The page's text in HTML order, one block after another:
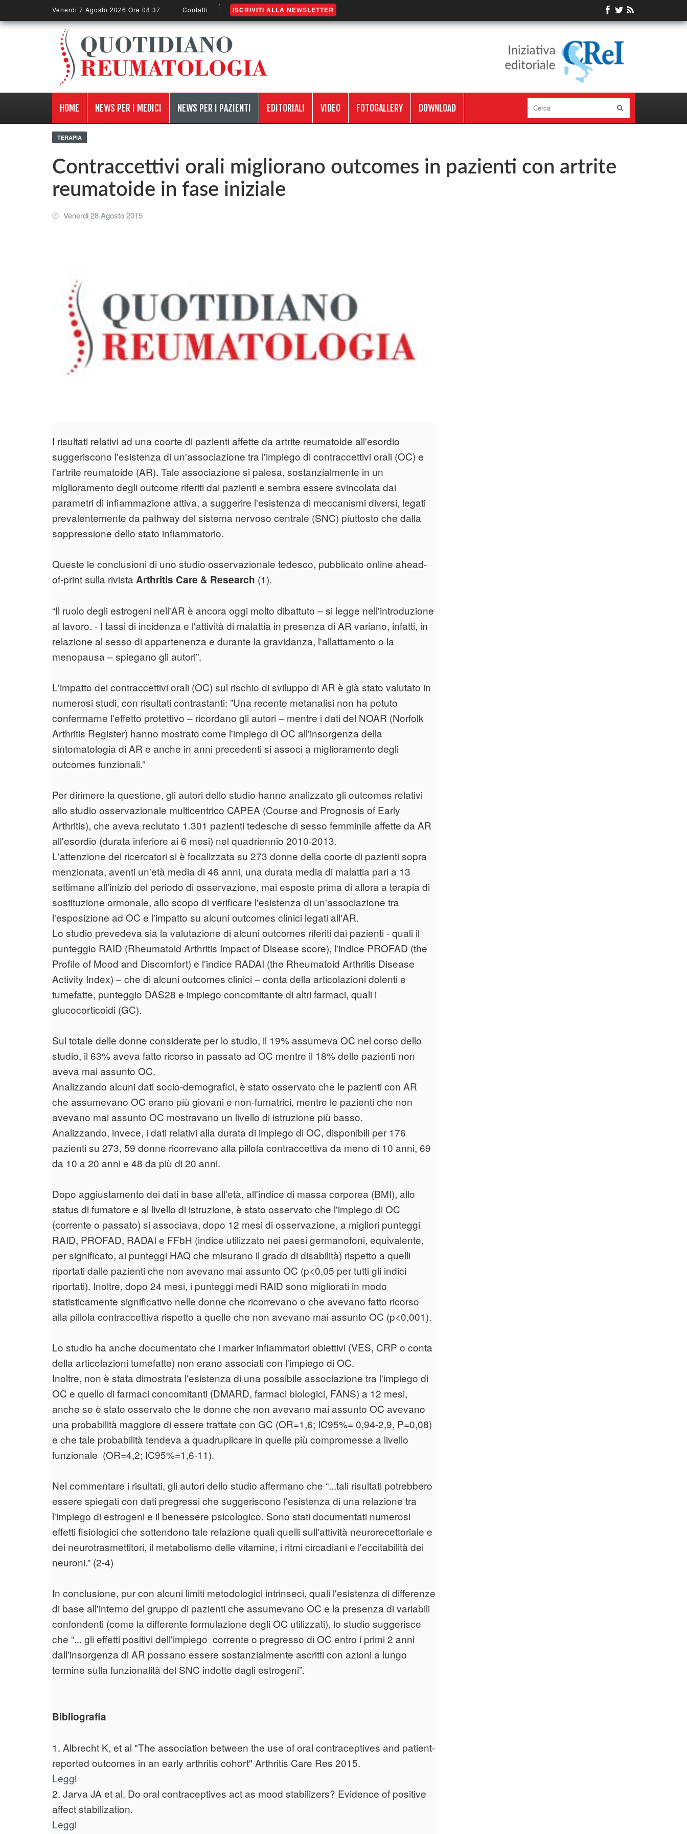
Venerdi 7 Agosto 2026 Ore 08:37 Contatti ISCRIVITI ALLA NEWSLETTER
HOME NEWS PER I MEDICI NEWS PER I PAZIENTI EDITORIALI VIDEO FOTOGALLERY DOWNLOAD
TERAPIA
Contraccettivi orali migliorano outcomes in pazienti con artrite
reumatoide in fase iniziale
Venerdi 28 Agosto 2015
I risultati relativi ad una coorte di pazienti affette da artrite reumatoide all'esordio
suggeriscono l'esistenza di un'associazione tra l'impiego di contraccettivi orali (OC) e
l'artrite reumatoide (AR). Tale associazione si palesa, sostanzialmente in un
miglioramento degli outcome riferiti dai pazienti e sembra essere svincolata dai
parametri di infiammazione attiva, a suggerire l'esistenza di meccanismi diversi, legati
prevalentemente da pathway del sistema nervoso centrale (SNC) piuttosto che dalla
soppressione dello stato infiammatorio.
Queste le conclusioni di uno studio osservazionale tedesco, pubblicato online ahead-
of-print sulla rivista Arthritis Care & Research (1).
“Il ruolo degli estrogeni nell'AR è ancora oggi molto dibattuto – si legge nell'introduzione
al lavoro. - I tassi di incidenza e l'attività di malattia in presenza di AR variano, infatti, in
relazione al sesso di appartenenza e durante la gravidanza, l'allattamento o la
menopausa – spiegano gli autori”.
L'impatto dei contraccettivi orali (OC) sul rischio di sviluppo di AR è già stato valutato in
numerosi studi, con risultati contrastanti: ”Una recente metanalisi non ha potuto
confermarne l'effetto protettivo – ricordano gli autori – mentre i dati del NOAR (Norfolk
Arthritis Register) hanno mostrato come l'impiego di OC all'insorgenza della
sintomatologia di AR e anche in anni precedenti si associ a miglioramento degli
outcomes funzionali.”
Per dirimere la questione, gli autori dello studio hanno analizzato gli outcomes relativi
allo studio osservazionale multicentrico CAPEA (Course and Prognosis of Early
Arthritis), che aveva reclutato 1.301 pazienti tedesche di sesso femminile affette da AR
all'esordio (durata inferiore ai 6 mesi) nel quadriennio 2010-2013.
L'attenzione dei ricercatori si è focalizzata su 273 donne della coorte di pazienti sopra
menzionata, aventi un'età media di 46 anni, una durata media di malattia pari a 13
settimane all'inizio del periodo di osservazione, mai esposte prima di allora a terapia di
sostituzione ormonale, allo scopo di verificare l'esistenza di un'associazione tra
l'esposizione ad OC e l'impatto su alcuni outcomes clinici legati all'AR.
Lo studio prevedeva sia la valutazione di alcuni outcomes riferiti dai pazienti - quali il
punteggio RAID (Rheumatoid Arthritis Impact of Disease score), l'indice PROFAD (the
Profile of Mood and Discomfort) e l'indice RADAI (the Rheumatoid Arthritis Disease
Activity Index) – che di alcuni outcomes clinici – conta della articolazioni dolenti e
tumefatte, punteggio DAS28 e impiego concomitante di altri farmaci, quali i
glucocorticoidi (GC).
Sul totale delle donne considerate per lo studio, il 19% assumeva OC nel corso dello
studio, il 63% aveva fatto ricorso in passato ad OC mentre il 18% delle pazienti non
aveva mai assunto OC.
Analizzando alcuni dati socio-demografici, è stato osservato che le pazienti con AR
che assumevano OC erano più giovani e non-fumatrici, mentre le pazienti che non
avevano mai assunto OC mostravano un livello di istruzione più basso.
Analizzando, invece, i dati relativi alla durata di impiego di OC, disponibili per 176
pazienti su 273, 59 donne ricorrevano alla pillola contraccettiva da meno di 10 anni, 69
da 10 a 20 anni e 48 da più di 20 anni.
Dopo aggiustamento dei dati in base all'età, all'indice di massa corporea (BMI), allo
status di fumatore e al livello di istruzione, è stato osservato che l'impiego di OC
(corrente o passato) si associava, dopo 12 mesi di osservazione, a migliori punteggi
RAID, PROFAD, RADAI e FFbH (indice utilizzato nei paesi germanofoni, equivalente,
per significato, ai punteggi HAQ che misurano il grado di disabilità) rispetto a quelli
riportati dalle pazienti che non avevano mai assunto OC (p<0,05 per tutti gli indici
riportati). Inoltre, dopo 24 mesi, i punteggi medi RAID sono migliorati in modo
statisticamente significativo nelle donne che ricorrevano o che avevano fatto ricorso
alla pillola contraccettiva rispetto a quelle che non avevano mai assunto OC (p<0,001).
Lo studio ha anche documentato che i marker infiammatori obiettivi (VES, CRP o conta
della articolazioni tumefatte) non erano associati con l'impiego di OC.
Inoltre, non è stata dimostrata l'esistenza di una possibile associazione tra l'impiego di
OC e quello di farmaci concomitanti (DMARD, farmaci biologici, FANS) a 12 mesi,
anche se è stato osservato che le donne che non avevano mai assunto OC avevano
una probabilità maggiore di essere trattate con GC (OR=1,6; IC95%= 0,94-2,9, P=0,08)
e che tale probabilità tendeva a quadruplicare in quelle più compromesse a livello
funzionale (OR=4,2; IC95%=1,6-11).
Nel commentare i risultati, gli autori dello studio affermano che “...tali risultati potrebbero
essere spiegati con dati pregressi che suggeriscono l'esistenza di una relazione tra
l'impiego di estrogeni e il benessere psicologico. Sono stati documentati numerosi
effetti fisiologici che sottendono tale relazione quali quelli sull'attività neurorecettoriale e
dei neurotrasmettitori, il metabolismo delle vitamine, i ritmi circadiani e l'eccitabilità dei
neuroni.” (2-4)
In conclusione, pur con alcuni limiti metodologici intrinseci, quali l'esistenza di differenze
di base all'interno del gruppo di pazienti che assumevano OC e la presenza di variabili
confondenti (come la differente formulazione degli OC utilizzati), lo studio suggerisce
che “... gli effetti positivi dell'impiego corrente o pregresso di OC entro i primi 2 anni
dall'insorgenza di AR possano essere sostanzialmente ascritti con azioni a lungo
termine sulla funzionalità del SNC indotte dagli estrogeni”.
Bibliografia
1. Albrecht K, et al "The association between the use of oral contraceptives and patient-
reported outcomes in an early arthritis cohort" Arthritis Care Res 2015.
Leggi
2. Jarva JA et al. Do oral contraceptives act as mood stabilizers? Evidence of positive
affect stabilization.
Leggi